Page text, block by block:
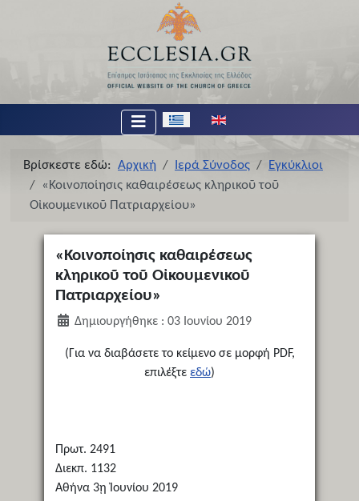
Επιλέξτε τη γλώσσα σας
Βρίσκεστε εδώ: Αρχική Ιερά Σύνοδος
Εγκύκλιοι
«Κοινοποίησις καθαιρέσεως κληρικοῦ τοῦ
Οἰκουμενικοῦ Πατριαρχείου»
«Κοινοποίησις καθαιρέσεως
κληρικοῦ τοῦ Οἰκουμενικοῦ
Πατριαρχείου»
Δημιουργήθηκε : 03 Ιουνίου 2019
(Για να διαβάσετε το κείμενο σε μορφή PDF,
επιλέξτε εδώ)
Πρωτ. 2491
Διεκπ. 1132
Αθήνα 3ῃ Ἰουνίου 2019